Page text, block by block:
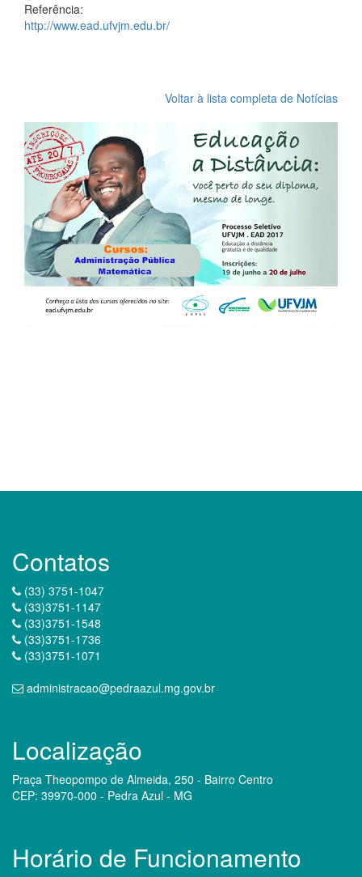
Referência:
http://www.ead.ufvjm.edu.br/
Voltar à lista completa de Notícias
Contatos
(33) 3751-1047
(33)3751-1147
(33)3751-1548
(33)3751-1736
(33)3751-1071
administracao@pedraazul.mg.gov.br
Localização
Praça Theopompo de Almeida, 250 - Bairro Centro
CEP: 39970-000 - Pedra Azul - MG
Horário de Funcionamento